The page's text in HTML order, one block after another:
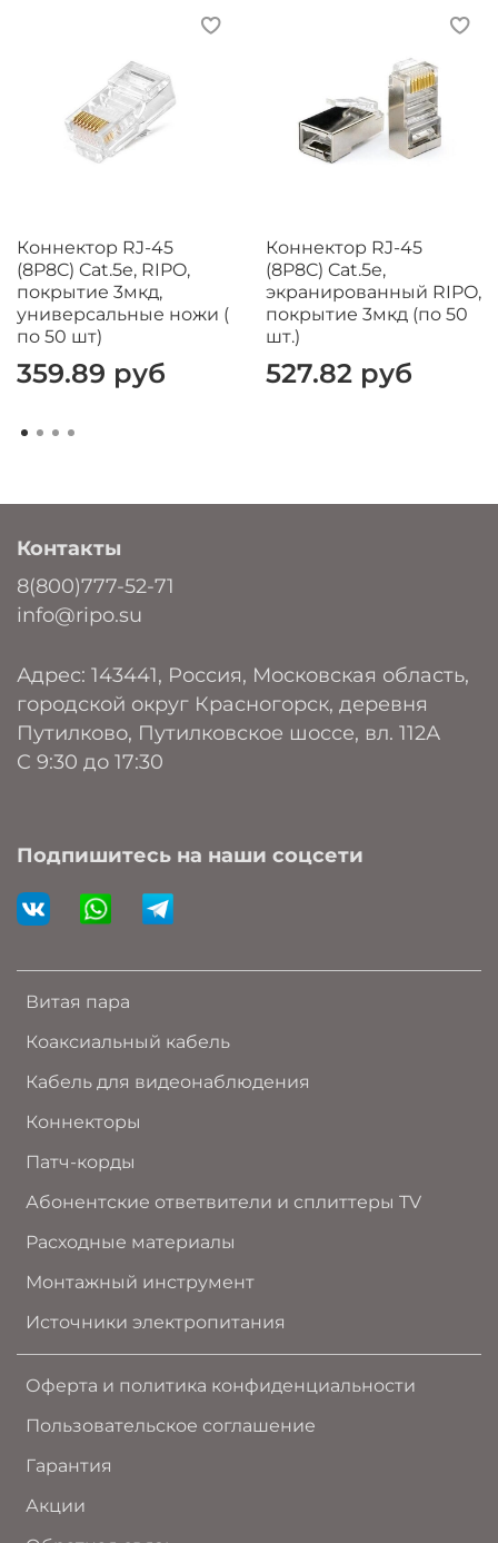
Коннектор RJ-45
(8P8C) Cat.5e, RIPO,
покрытие 3мкд,
универсальные ножи (
по 50 шт)
359.89 руб
Коннектор RJ-45
(8P8C) Cat.5e,
экранированный RIPO,
покрытие 3мкд (по 50
шт.)
527.82 руб
Витая пара
Коаксиальный кабель
Кабель для видеонаблюдения
Коннекторы
Патч-корды
Абонентские ответвители и сплиттеры TV
Расходные материалы
Монтажный инструмент
Источники электропитания
Оферта и политика конфиденциальности
Пользовательское соглашение
Гарантия
Акции
Контакты
8(800)777-52-71
info@ripo.su
Адрес: 143441, Россия, Московская область,
городской округ Красногорск, деревня
Путилково, Путилковское шоссе, вл. 112А
C 9:30 до 17:30
Подпишитесь на наши соцсети